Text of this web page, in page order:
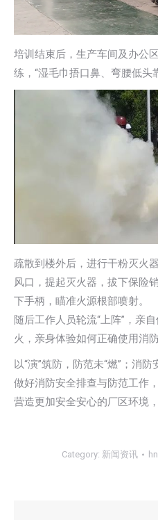
培训结束后，生产车间及办公
练，“湿毛巾捂口鼻、弯腰低头
疏散到楼外后，进行干粉灭火
风口，提起灭火器，拔下保险
下手柄，瞄准火源根部喷射。
随后工作人员轮流“上阵”，亲
火，亲身体验如何正确使用消防
以“演”筑防，防范未“燃”；消
做好消防安全排查与防范工作
营造更加安全安心的厂区环境
Category: 新闻资讯